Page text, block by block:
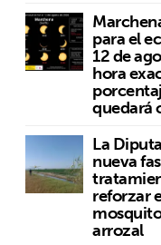
para el
12 de
hora
quedará
La
nueva
reforzar
arrozal